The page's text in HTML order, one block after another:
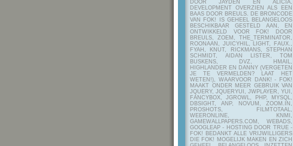
DOOR JAYDEN EN ALICIA,
DEVELOPMENT OVERZIEN ALS EEN
BAAS DOOR BREULS. DE BRONCODE
VAN FOK! IS GEHEEL BELANGELOOS
BESCHIKBAAR GESTELD AAN, EN
ONTWIKKELD VOOR FOK! DOOR
BREULS, ZOEM, THE_TERMINATOR,
ROONAAN, JUICYHIL, LIGHT, FAUX.,
FYAH, KNUT, RICKMANS, STEPHAN
SCHMIDT, AIDAN LISTER, TOM
BUSKENS, DVZ, HMAIL,
HIGHLANDER EN DANNY (VERGETEN
JE TE VERMELDEN? LAAT HET
WETEN!), WAARVOOR DANK! - FOK!
MAAKT ONDER MEER GEBRUIK VAN
JQUERY, JQUERYUI, JWPLAYER, YUI,
FANCYBOX, JGROWL, PHP, MYSQL,
DBSIGHT, ANP, NOVUM, ZOOM.IN,
PROSHOTS, FILMTOTAAL,
WEERONLINE, KNMI,
GAMEWALLPAPERS.COM, WEBADS,
GOOGLEAP - HOSTING DOOR TRUE -
FOK! BEDANKT ALLE VRIJWILLIGERS
DIE FOK! MOGELIJK MAKEN EN ZICH